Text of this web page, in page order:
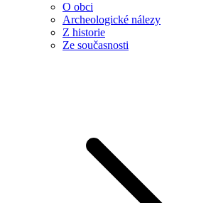
O obci
Archeologické nálezy
Z historie
Ze současnosti